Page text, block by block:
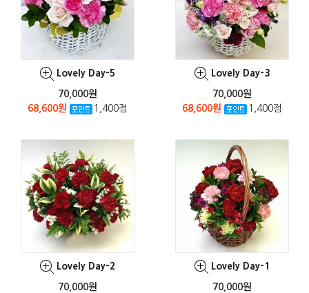
Lovely Day-5
70,000원
68,600원
1,400점
Lovely Day-3
70,000원
68,600원
1,400점
Lovely Day-2
70,000원
Lovely Day-1
70,000원